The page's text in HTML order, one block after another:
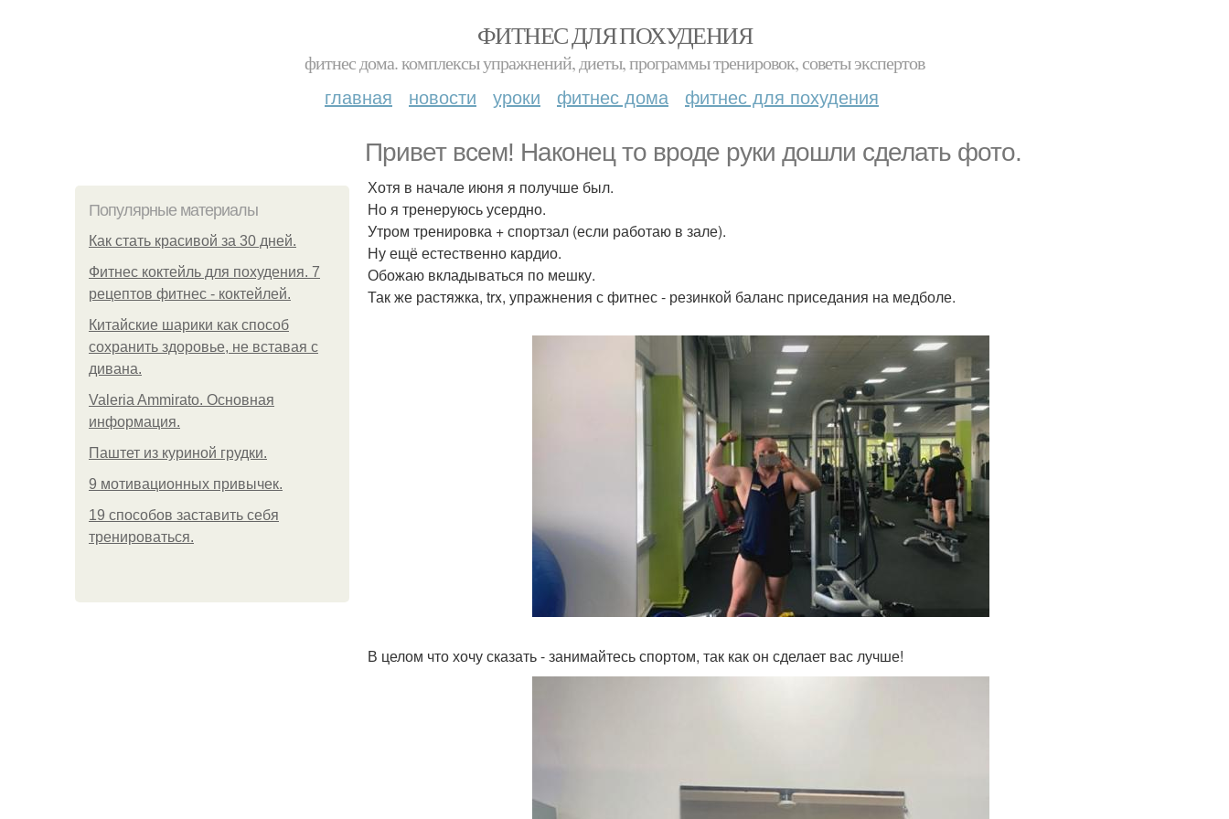
ФИТНЕС ДЛЯ ПОХУДЕНИЯ
фитнес дома. комплексы упражнений, диеты, программы тренировок, советы экспертов
главная новости уроки фитнес дома фитнес для похудения
Привет всем! Наконец то вроде руки дошли сделать фото.
Популярные материалы
Как стать красивой за 30 дней.
Фитнес коктейль для похудения. 7
рецептов фитнес - коктейлей.
Китайские шарики как способ
сохранить здоровье, не вставая с
дивана.
Valeria Ammirato. Основная
информация.
Паштет из куриной грудки.
9 мотивационных привычек.
19 способов заставить себя
тренироваться.
Хотя в начале июня я получше был.
Но я тренеруюсь усердно.
Утром тренировка + спортзал (если работаю в зале).
Ну ещё естественно кардио.
Обожаю вкладываться по мешку.
Так же растяжка, trx, упражнения с фитнес - резинкой баланс приседания на медболе.
В целом что хочу сказать - занимайтесь спортом, так как он сделает вас лучше!